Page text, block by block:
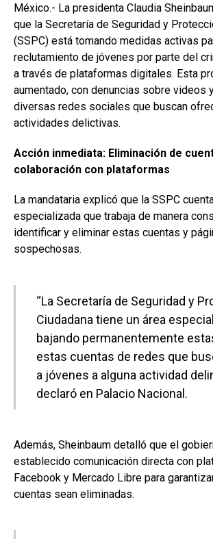
México.- La presidenta Claudia
que la Secretaría de Seguridad y
(SSPC) está tomando medidas activas
reclutamiento de jóvenes por parte del
a través de plataformas digitales. Esta
aumentado, con denuncias sobre videos
diversas redes sociales que buscan
actividades delictivas.
Acción inmediata: Eliminación de
colaboración con plataformas
La mandataria explicó que la SSPC
especializada que trabaja de manera
identificar y eliminar estas cuentas y
sospechosas.
“La Secretaría de Seguridad y
Ciudadana tiene un área
bajando permanentemente
estas cuentas de redes que
a jóvenes a alguna actividad
declaró en Palacio Nacional.
Además, Sheinbaum detalló que el
establecido comunicación directa con
Facebook y Mercado Libre para
cuentas sean eliminadas.